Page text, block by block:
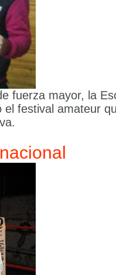
fuerza mayor, la
el festival amateur